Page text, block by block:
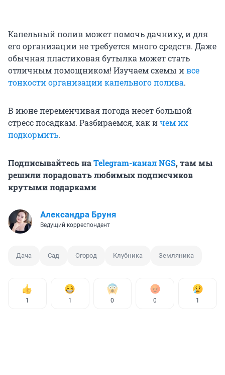
Капельный полив может помочь дачнику, и для
его организации не требуется много средств. Даже
обычная пластиковая бутылка может стать
отличным помощником! Изучаем схемы ивсе
тонкости организации капельного полива.
В июне переменчивая погода несет большой
стресс посадкам. Разбираемся, как ичем их
подкормить.
Подписывайтесь наTelegram-канал NGS, там мы
решили порадовать любимых подписчиков
крутыми подарками
Александра Бруня
Ведущий корреспондент
Дача Сад Огород Клубника Земляника
1 1 0 0 1